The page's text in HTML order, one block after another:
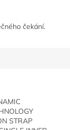
čekání.
STRAP